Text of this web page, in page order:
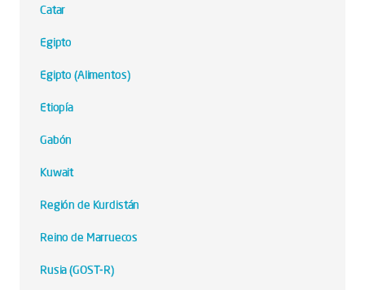
Catar
Egipto
Egipto (Alimentos)
Etiopía
Gabón
Kuwait
Región de Kurdistán
Reino de Marruecos
Rusia (GOST-R)